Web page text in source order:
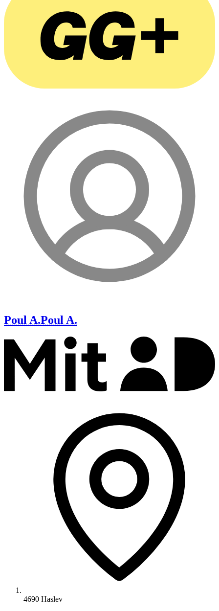
Poul A.Poul A.
4690 Haslev